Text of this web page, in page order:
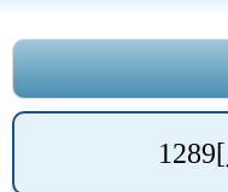
1289[